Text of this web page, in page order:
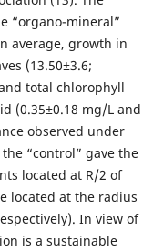
“organo-mineral”
average, growth in
(13.50±3.6;
total chlorophyll
(0.35±0.18 mg/L and
observed under
“control” gave the
located at R/2 of
located at the radius
In view of
is a sustainable